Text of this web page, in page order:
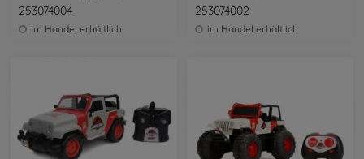
253074004
im Handel erhältlich
253074002
im Handel erhältlich